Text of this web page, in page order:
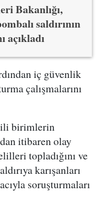
Bakanlığı,
saldırının
açıkladı
iç güvenlik
çalışmalarını
birimlerin
itibaren olay
topladığını ve
karışanları
soruşturmaları